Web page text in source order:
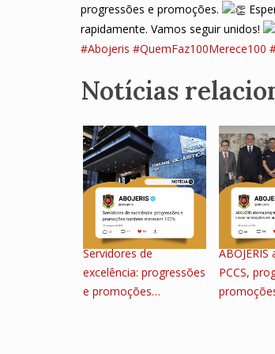
progressões e promoções.
rapidamente. Vamos seguir unidos!
#Abojeris #QuemFaz100Merece100
Notícias
Servidores de
excelência: progressões
e promoções…
ABOJERIS
PCCS,